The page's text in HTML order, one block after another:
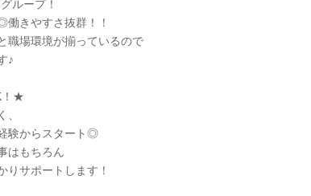
ループ！
きやすさ抜群！！
職場環境が揃っているので
♪
！★
、
験からスタート◎
はもちろん
りサポートします！